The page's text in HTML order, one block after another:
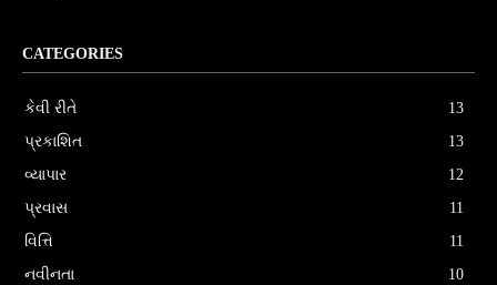
CATEGORIES
કેવી રીતે
13
પ્રકાશિત
13
વ્યાપાર
12
પ્રવાસ
11
વિત્તિ
11
નવીનતા
10